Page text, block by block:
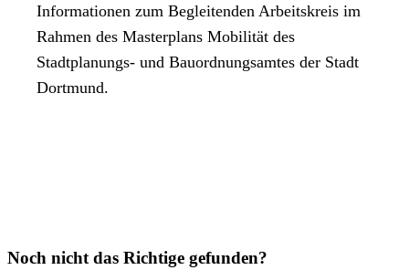
Informationen zum Begleitenden Arbeitskreis im
Rahmen des Masterplans Mobilität des
Stadtplanungs- und Bauordnungsamtes der Stadt
Dortmund.
Noch nicht das Richtige gefunden?